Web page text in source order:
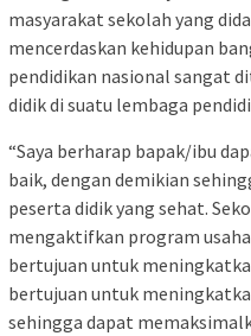
masyarakat sekolah yang
mencerdaskan kehidupan
pendidikan nasional sangat
didik di suatu lembaga
“Saya berharap bapak/ibu
baik, dengan demikian
peserta didik yang sehat.
mengaktifkan program
bertujuan untuk
bertujuan untuk
sehingga dapat